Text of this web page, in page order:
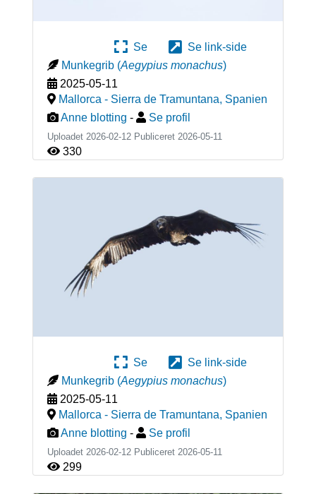
Se
Se link-side
Munkegrib (Aegypius monachus)
2025-05-11
Mallorca - Sierra de Tramuntana, Spanien
Anne blotting - Se profil
Uploadet 2026-02-12 Publiceret 2026-05-11
330
Se
Se link-side
Munkegrib (Aegypius monachus)
2025-05-11
Mallorca - Sierra de Tramuntana, Spanien
Anne blotting - Se profil
Uploadet 2026-02-12 Publiceret 2026-05-11
299